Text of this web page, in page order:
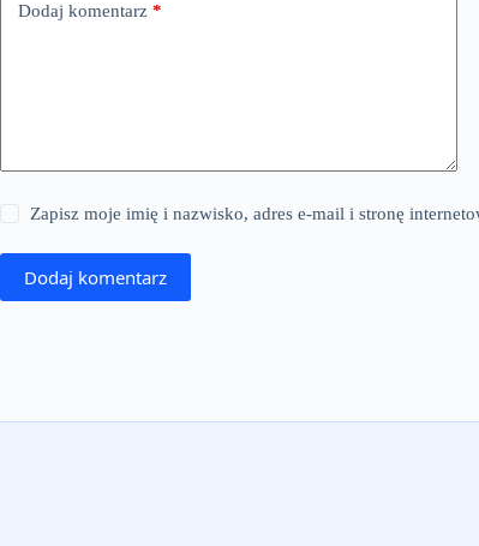
Dodaj komentarz *
Zapisz moje imię i nazwisko, adres e-mail i stronę
Dodaj komentarz